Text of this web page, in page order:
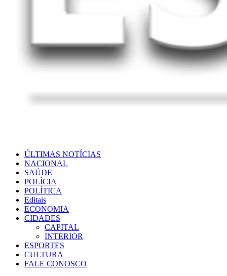
ÚLTIMAS NOTÍCIAS
NACIONAL
SAÚDE
POLÍCIA
POLÍTICA
Editais
ECONOMIA
CIDADES
CAPITAL
INTERIOR
ESPORTES
CULTURA
FALE CONOSCO